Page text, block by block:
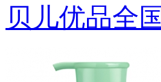
贝儿优品全